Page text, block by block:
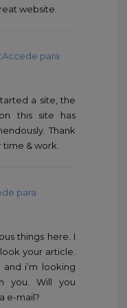
website.
Accede para
a site, the
this site has
Thank
time & work.
para
things here. I
your article.
and i’m looking
you. Will you
e-mail?